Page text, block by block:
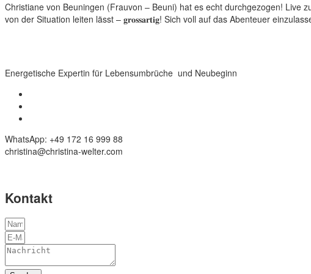
Christiane von Beuningen (Frauvon – Beuni) hat es echt durchgezogen! Live
von der Situation leiten lässt – 𝐠𝐫𝐨𝐬𝐬𝐚𝐫𝐭𝐢𝐠! Sich voll auf das Abenteuer
Energetische Expertin für Lebensumbrüche und Neubeginn
WhatsApp: +49 172 16 999 88
christina@christina-welter.com
Kontakt